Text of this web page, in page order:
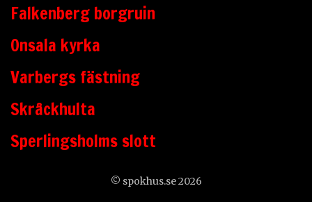
Falkenberg borgruin
Onsala kyrka
Varbergs fästning
Skråckhulta
Sperlingsholms slott
© spokhus.se 2026